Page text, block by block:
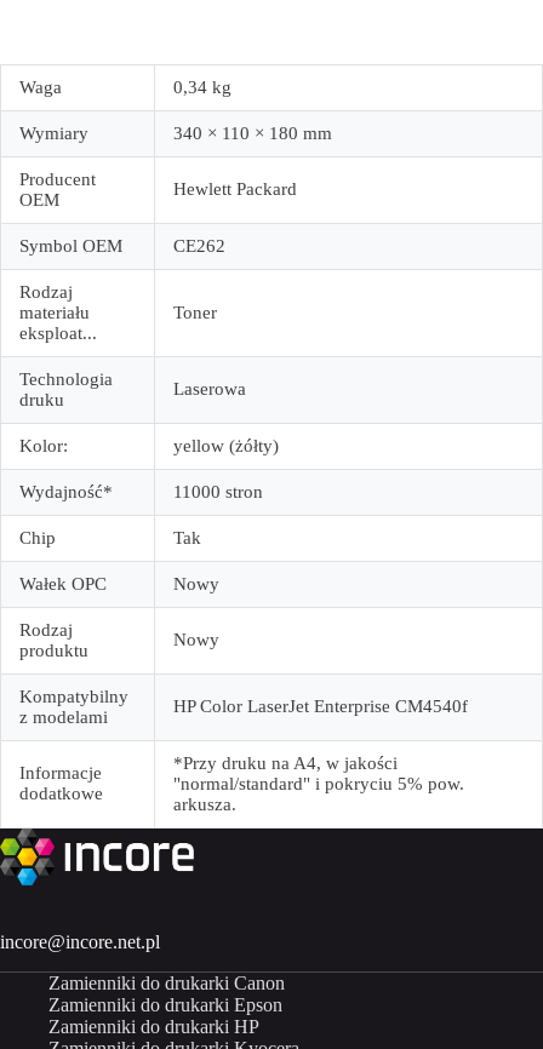
Waga 0,34 kg
Wymiary 340 × 110 × 180 mm
Producent
OEM
Hewlett Packard
Symbol OEM CE262
Rodzaj
materiału
eksploat...
Toner
Technologia
druku
Laserowa
Kolor: yellow (żółty)
Wydajność* 11000 stron
Chip Tak
Wałek OPC Nowy
Rodzaj
produktu
Nowy
Kompatybilny
z modelami
HP Color LaserJet Enterprise CM4540f
Informacje
dodatkowe
*Przy druku na A4, w jakości
"normal/standard" i pokryciu 5% pow.
arkusza.
incore@incore.net.pl
Zamienniki do drukarki Canon
Zamienniki do drukarki Epson
Zamienniki do drukarki HP